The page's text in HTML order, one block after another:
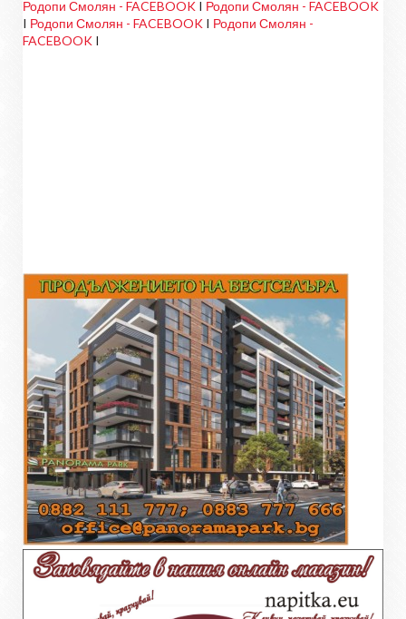
Родопи Смолян - FACEBOOK I Родопи Смолян - FACEBOOK
I Родопи Смолян - FACEBOOK I Родопи Смолян -
FACEBOOK I